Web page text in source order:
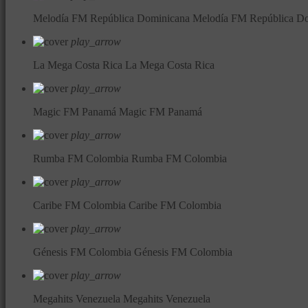
Melodía FM República Dominicana Melodía FM República
play_arrow
La Mega Costa Rica La Mega Costa Rica
play_arrow
Magic FM Panamá Magic FM Panamá
play_arrow
Rumba FM Colombia Rumba FM Colombia
play_arrow
Caribe FM Colombia Caribe FM Colombia
play_arrow
Génesis FM Colombia Génesis FM Colombia
play_arrow
Megahits Venezuela Megahits Venezuela